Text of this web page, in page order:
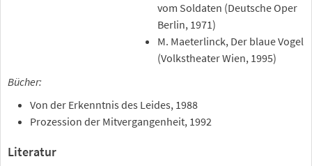
vom Soldaten (Deutsche Oper
Berlin, 1971)
M. Maeterlinck, Der blaue Vogel
(Volkstheater Wien, 1995)
Bücher:
Von der Erkenntnis des Leides, 1988
Prozession der Mitvergangenheit, 1992
Literatur